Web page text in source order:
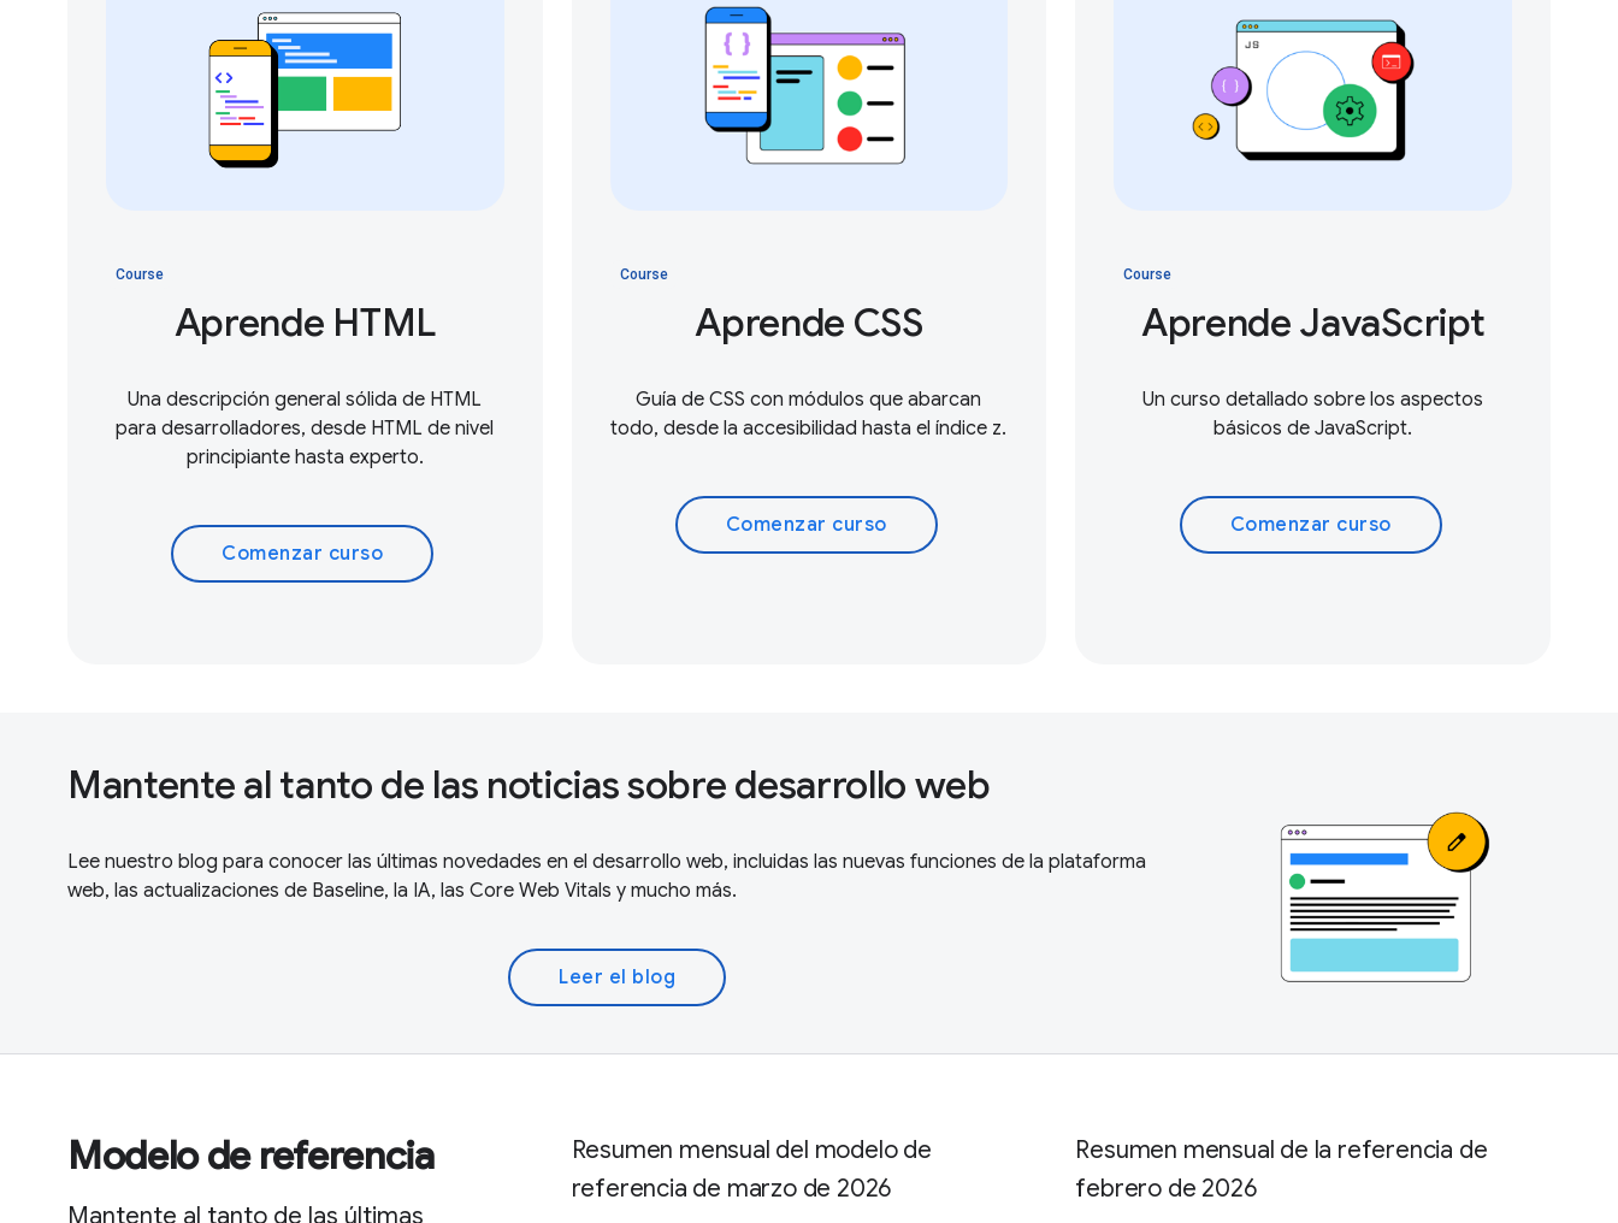
Course
Aprende HTML
Una descripción general sólida de HTML
para desarrolladores, desde HTML de nivel
principiante hasta experto.
Comenzar curso
Course
Aprende CSS
Guía de CSS con módulos que abarcan
todo, desde la accesibilidad hasta el índice z.
Comenzar curso
Course
Aprende JavaScript
Un curso detallado sobre los aspectos
básicos de JavaScript.
Comenzar curso
Mantente al tanto de las noticias sobre desarrollo web
Lee nuestro blog para conocer las últimas novedades en el desarrollo web, incluidas las nuevas funciones de la plataforma
web, las actualizaciones de Baseline, la IA, las Core Web Vitals y mucho más.
Leer el blog
Modelo de referencia
Mantente al tanto de las últimas
Resumen mensual del modelo de
referencia de marzo de 2026
Resumen mensual de la referencia de
febrero de 2026